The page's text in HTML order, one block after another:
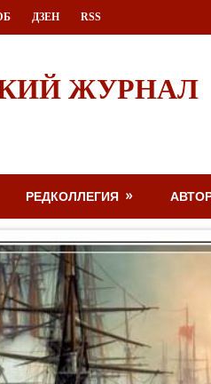
ДЗЕН RSS
ЖУРНАЛ
РЕДКОЛЛЕГИЯ